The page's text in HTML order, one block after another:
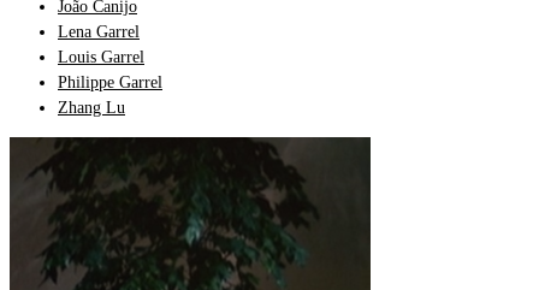
João Canijo
Lena Garrel
Louis Garrel
Philippe Garrel
Zhang Lu